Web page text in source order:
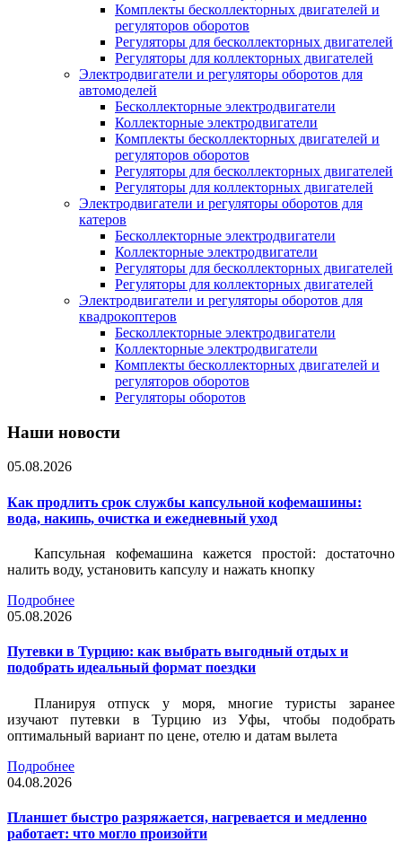
Комплекты бесколлекторных двигателей и
регуляторов оборотов
Регуляторы для бесколлекторных двигателей
Регуляторы для коллекторных двигателей
Электродвигатели и регуляторы оборотов для
автомоделей
Бесколлекторные электродвигатели
Коллекторные электродвигатели
Комплекты бесколлекторных двигателей и
регуляторов оборотов
Регуляторы для бесколлекторных двигателей
Регуляторы для коллекторных двигателей
Электродвигатели и регуляторы оборотов для
катеров
Бесколлекторные электродвигатели
Коллекторные электродвигатели
Регуляторы для бесколлекторных двигателей
Регуляторы для коллекторных двигателей
Электродвигатели и регуляторы оборотов для
квадрокоптеров
Бесколлекторные электродвигатели
Коллекторные электродвигатели
Комплекты бесколлекторных двигателей и
регуляторов оборотов
Регуляторы оборотов
Наши новости
05.08.2026
Как продлить срок службы капсульной кофемашины:
вода, накипь, очистка и ежедневный уход
Капсульная кофемашина кажется простой: достаточно
налить воду, установить капсулу и нажать кнопку
Подробнее
05.08.2026
Путевки в Турцию: как выбрать выгодный отдых и
подобрать идеальный формат поездки
Планируя отпуск у моря, многие туристы заранее
изучают путевки в Турцию из Уфы, чтобы подобрать
оптимальный вариант по цене, отелю и датам вылета
Подробнее
04.08.2026
Планшет быстро разряжается, нагревается и медленно
работает: что могло произойти